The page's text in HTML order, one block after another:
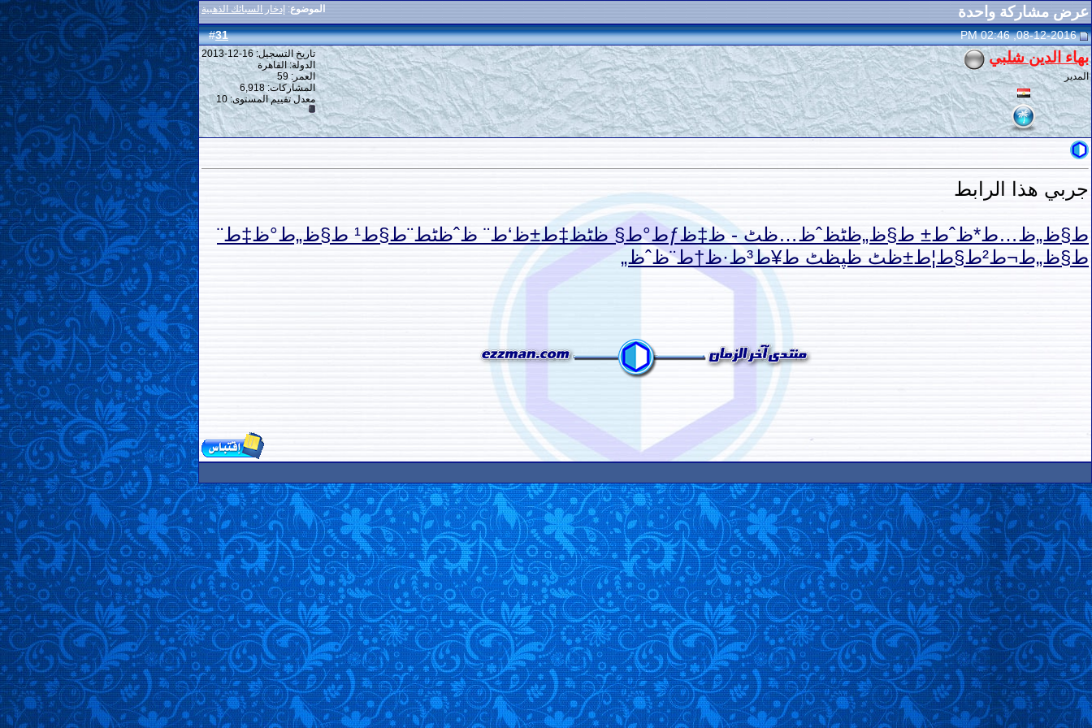
الموضوع: إدخار السبائك الذهبية عرض مشاركة واحدة
#
31 08-12-2016, 02:46 PM
بهاء الدين شلبي
المدير
تاريخ التسجيل: 16-12-2013
الدولة: القاهرة
العمر: 59
المشاركات: 6,918
معدل تقييم المستوى: 10
جربي هذا الرابط
ط§ظ„ظ…ط*ظˆط± ط§ظ„ظٹظˆظ…ظٹ - ظ‡ظƒط°ط§ ظٹظ‡ط±ظ‘ط¨ ظˆظٹط¨ط§ط¹ ط§ظ„ط°ظ‡ط¨
ط§ظ„ط¬ط²ط§ط¦ط±ظٹ ظپظٹ ط¥ط³ط·ظ†ط¨ظˆظ„